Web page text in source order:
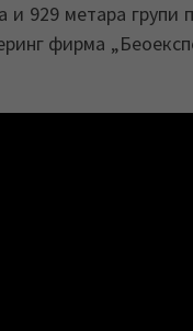
929 метара групи
фирма